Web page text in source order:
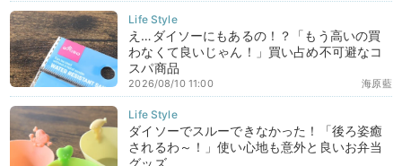
え…ダイソーにもあるの！？「もう高いの買
わなくて良いじゃん！」買い占め不可避なコ
スパ商品
海原藍
2026/08/10 11:00
ダイソーでスルーできなかった！「後ろ姿癒
されるわ～！」使い心地も意外と良いお弁当
グッズ